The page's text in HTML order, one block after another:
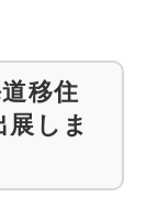
移住
しま